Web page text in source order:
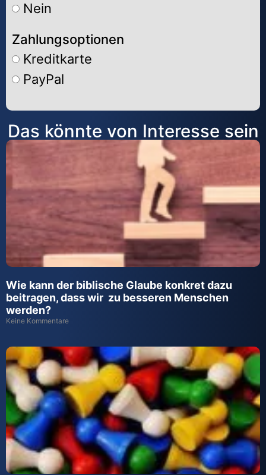
Nein
Zahlungsoptionen
Kreditkarte
PayPal
Alternative:
Das könnte von Interesse sein
Wie kann der biblische Glaube konkret dazu
beitragen, dass wir zu besseren Menschen
werden?
Keine Kommentare